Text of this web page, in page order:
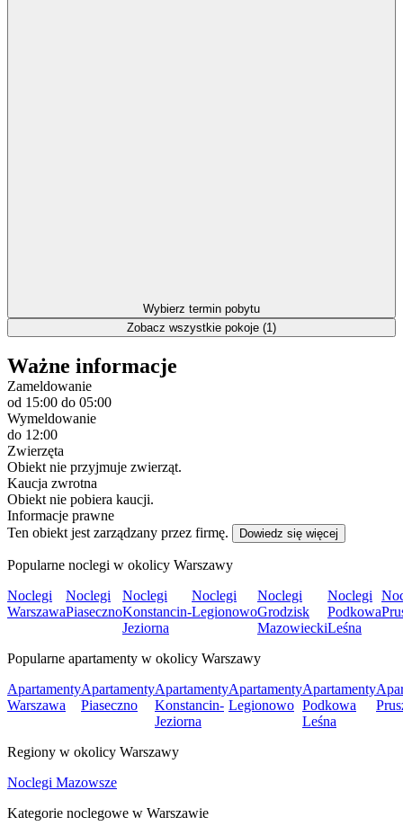
Wybierz termin pobytu
Zobacz wszystkie pokoje (1)
Ważne informacje
Zameldowanie
od 15:00 do 05:00
Wymeldowanie
do 12:00
Zwierzęta
Obiekt nie przyjmuje zwierząt.
Kaucja zwrotna
Obiekt nie pobiera kaucji.
Informacje prawne
Ten obiekt jest zarządzany przez firmę.
Dowiedz się więcej
Popularne noclegi w okolicy Warszawy
Noclegi
Warszawa
Noclegi
Piaseczno
Noclegi
Konstancin-
Jeziorna
Noclegi
Legionowo
Noclegi
Grodzisk
Mazowiecki
Noclegi
Podkowa
Leśna
Popularne apartamenty w okolicy Warszawy
Apartamenty
Warszawa
Apartamenty
Piaseczno
Apartamenty
Konstancin-
Jeziorna
Apartamenty
Legionowo
Apartamenty
Podkowa
Leśna
Regiony w okolicy Warszawy
Noclegi Mazowsze
Kategorie noclegowe w Warszawie